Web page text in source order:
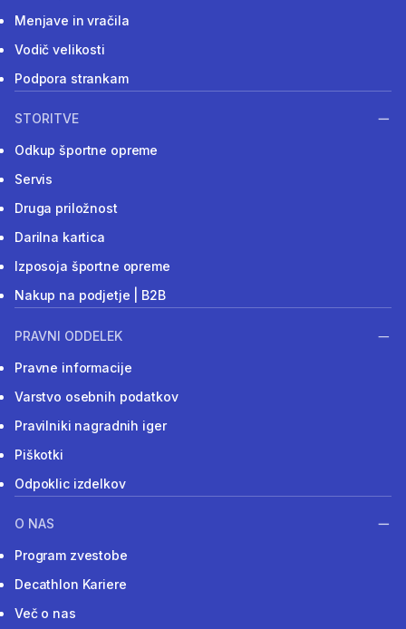
Menjave in vračila
Vodič velikosti
Podpora strankam
STORITVE
Odkup športne opreme
Servis
Druga priložnost
Darilna kartica
Izposoja športne opreme
Nakup na podjetje | B2B
PRAVNI ODDELEK
Pravne informacije
Varstvo osebnih podatkov
Pravilniki nagradnih iger
Piškotki
Odpoklic izdelkov
O NAS
Program zvestobe
Decathlon Kariere
Več o nas